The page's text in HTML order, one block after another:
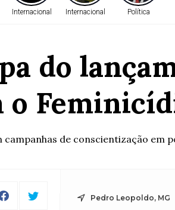
Internacional Internacional Política
do
o
de conscientização em
Pedro Leopoldo, MG